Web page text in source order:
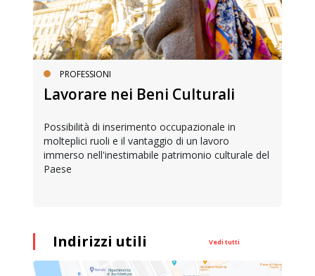
PROFESSIONI
Lavorare nei Beni Culturali
Possibilità di inserimento occupazionale in
molteplici ruoli e il vantaggio di un lavoro
immerso nell'inestimabile patrimonio culturale del
Paese
Indirizzi utili Vedi tutti